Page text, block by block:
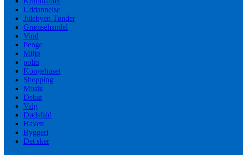
Uddannelse
Julebyen Tønder
Grænsehandel
Vind
Penge
Miljø
politi
Kongehuset
Shopping
Musik
Debat
Valg
Dødsfald
Haven
Byggeri
Det sker